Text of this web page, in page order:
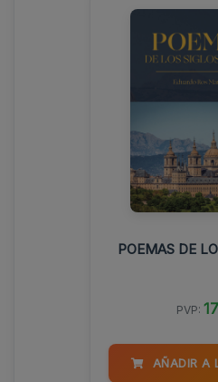
POEMAS DE
PVP:
AÑADIR A